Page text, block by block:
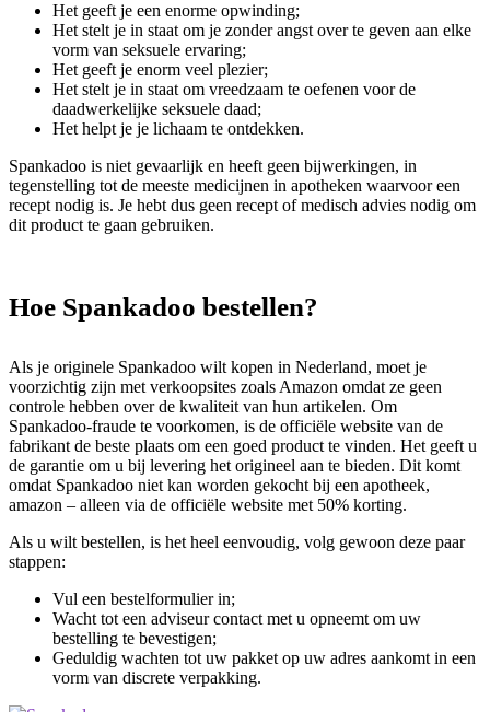
Het geeft je een enorme opwinding;
Het stelt je in staat om je zonder angst over te geven aan elke
vorm van seksuele ervaring;
Het geeft je enorm veel plezier;
Het stelt je in staat om vreedzaam te oefenen voor de
daadwerkelijke seksuele daad;
Het helpt je je lichaam te ontdekken.
Spankadoo is niet gevaarlijk en heeft geen bijwerkingen, in
tegenstelling tot de meeste medicijnen in apotheken waarvoor een
recept nodig is. Je hebt dus geen recept of medisch advies nodig om
dit product te gaan gebruiken.
Hoe Spankadoo bestellen?
Als je originele Spankadoo wilt kopen in Nederland, moet je
voorzichtig zijn met verkoopsites zoals Amazon omdat ze geen
controle hebben over de kwaliteit van hun artikelen. Om
Spankadoo-fraude te voorkomen, is de officiële website van de
fabrikant de beste plaats om een ​​goed product te vinden. Het geeft u
de garantie om u bij levering het origineel aan te bieden. Dit komt
omdat Spankadoo niet kan worden gekocht bij een apotheek,
amazon – alleen via de officiële website met 50% korting.
Als u wilt bestellen, is het heel eenvoudig, volg gewoon deze paar
stappen:
Vul een bestelformulier in;
Wacht tot een adviseur contact met u opneemt om uw
bestelling te bevestigen;
Geduldig wachten tot uw pakket op uw adres aankomt in een
vorm van discrete verpakking.